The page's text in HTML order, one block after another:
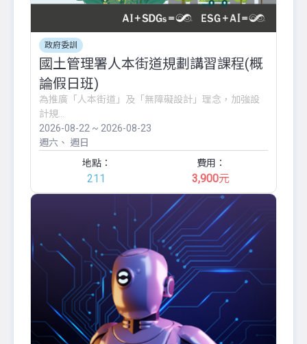
政府委訓
國土管理署人本街道規劃講習課程(概
論假日班)
為推廣「人本街道」及「無障礙設計」理念，加強設
計規...
2026-08-22 ~ 2026-08-23
週六
週日
地點：
211
費用：
3,900元